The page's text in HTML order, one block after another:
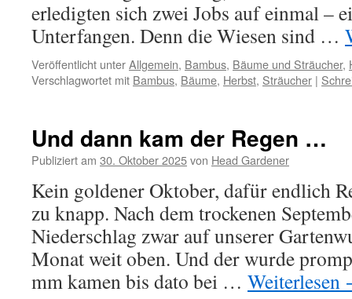
erledigten sich zwei Jobs auf einmal –
Unterfangen. Denn die Wiesen sind …
Veröffentlicht unterAllgemein, Bambus, Bäume und Sträucher,
Verschlagwortet mit Bambus, Bäume, Herbst, Sträucher |
Und dann kam der Regen …
Publiziert am 30. Oktober 2025von Head Gardener
Kein goldener Oktober, dafür endlich
zu knapp. Nach dem trockenen
Niederschlag zwar auf unserer
Monat weit oben. Und der wurde
mm kamen bis dato bei … Weiterlesen